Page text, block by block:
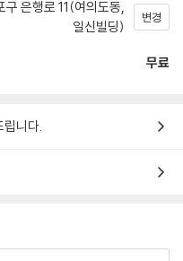
구 은행로 11(여의도동,
일신빌딩)
변경
무료
립니다.